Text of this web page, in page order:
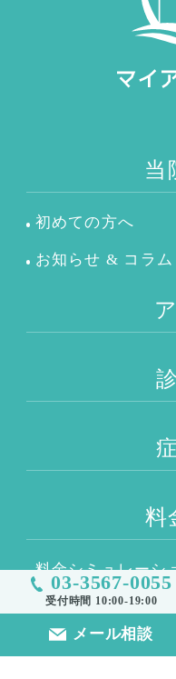
03-3567-0055
受付時間 10:00-19:00
メール相談
当
初めての方へ
お知らせ & コラム
料
料金シミュレーシ